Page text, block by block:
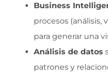
Business
procesos (análisis,
para generar una
Análisis de datos
patrones y